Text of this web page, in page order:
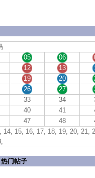
05 06
12 13
19 20
26 27
33 34
40 41
47 48
15, 16, 17, 18, 19, 20, 21,
热门帖子